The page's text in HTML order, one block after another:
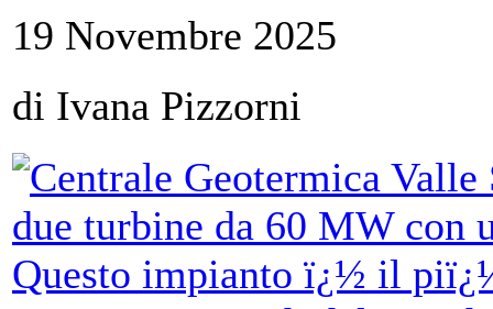
19 Novembre 2025
di Ivana Pizzorni